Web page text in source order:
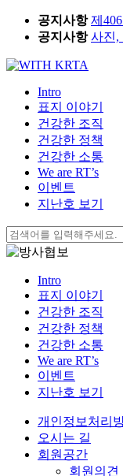
Skip
content
공지사항 제
공지사항 사진,
Intro
표지 이야기
건강한 조직
건강한 정책
건강한 소통
We are RT’s
이벤트
지난호 보기
검
색:
Intro
표지 이야기
건강한 조직
건강한 정책
건강한 소통
We are RT’s
이벤트
지난호 보기
개인정보처리
오시는 길
회원공간
회원의견